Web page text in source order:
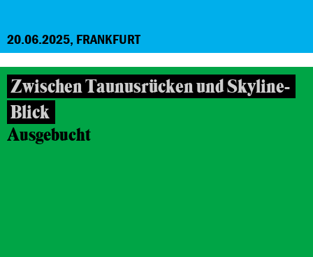
20.06.2025, FRANKFURT
Zwischen Taunusrücken und Skyline-
Blick
Ausgebucht